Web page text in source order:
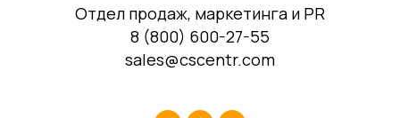
Отдел продаж, маркетинга и PR
8 (800) 600-27-55
sales@cscentr.com